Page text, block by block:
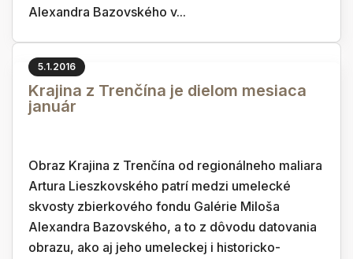
Alexandra Bazovského v...
5.1.2016
Krajina z Trenčína je dielom mesiaca
január
Obraz Krajina z Trenčína od regionálneho maliara
Artura Lieszkovského patrí medzi umelecké
skvosty zbierkového fondu Galérie Miloša
Alexandra Bazovského, a to z dôvodu datovania
obrazu, ako aj jeho umeleckej i historicko-